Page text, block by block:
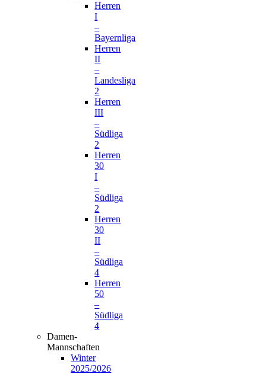
Herren
I
–
Bayernliga
Herren
II
–
Landesliga
2
Herren
III
–
Südliga
2
Herren
30
I
–
Südliga
2
Herren
30
II
–
Südliga
4
Herren
50
–
Südliga
4
Damen-
Mannschaften
Winter
2025/2026